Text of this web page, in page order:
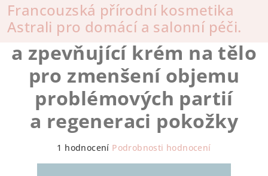
košík
Francouzská přírodní kosmetika
Astrali pro domácí a salonní péči.
Firming Creamzeštíhlující
a zpevňující krém na tělo
pro zmenšení objemu
problémových partií
a regeneraci pokožky
Průměrné
1 hodnocení Podrobnosti hodnocení